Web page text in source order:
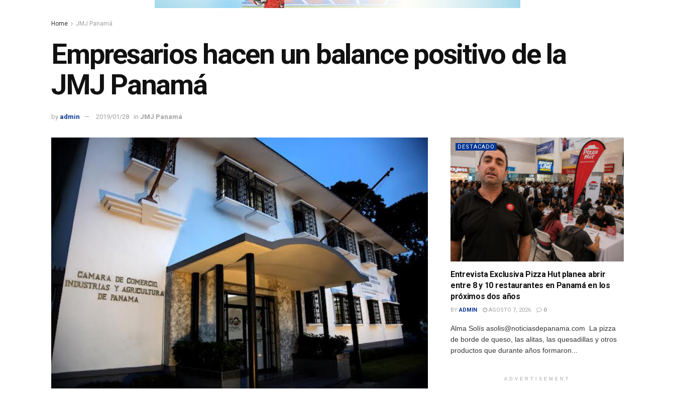
Home JMJ Panamá
Empresarios hacen un balance positivo de la
JMJ Panamá
by admin 2019/01/28 in JMJ Panamá
DESTACADO
Entrevista Exclusiva Pizza Hut planea abrir
entre 8 y 10 restaurantes en Panamá en los
próximos dos años
BY ADMIN AGOSTO 7, 2026 0
Alma Solís asolis@noticiasdepanama.com La pizza
de borde de queso, las alitas, las quesadillas y otros
productos que durante años formaron...
ADVERTISEMENT